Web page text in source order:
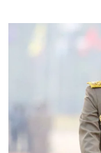
shop
unterstützen
abo
genossenschaft